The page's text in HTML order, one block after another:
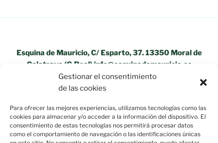
Gestionar el consentimiento
de las cookies
Para ofrecer las mejores experiencias, utilizamos tecnologías como las
cookies para almacenar y/o acceder a la información del dispositivo. El
consentimiento de estas tecnologías nos permitirá procesar datos
como el comportamiento de navegación o las identificaciones únicas
Esquina de Mauricio, C/ Esparto, 37. 13350 Moral de
Calatrava (C.Real) info@esquinademauricio.es
«Aviso Legal»